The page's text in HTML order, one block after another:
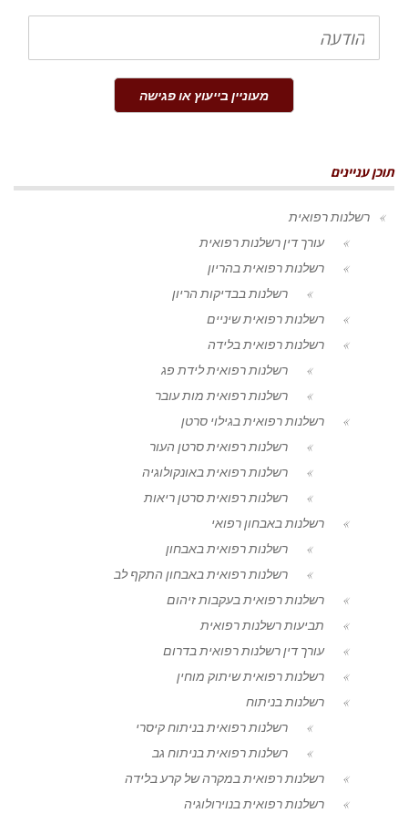
הודעה
מעוניין בייעוץ או פגישה
תוכן עניינים
רשלנות רפואית
עורך דין רשלנות רפואית
רשלנות רפואית בהריון
רשלנות בבדיקות הריון
רשלנות רפואית שיניים
רשלנות רפואית בלידה
רשלנות רפואית לידת פג
רשלנות רפואית מות עובר
רשלנות רפואית בגילוי סרטן
רשלנות רפואית סרטן העור
רשלנות רפואית באונקולוגיה
רשלנות רפואית סרטן ריאות
רשלנות באבחון רפואי
רשלנות רפואית באבחון
רשלנות רפואית באבחון התקף לב
רשלנות רפואית בעקבות זיהום
תביעות רשלנות רפואית
עורך דין רשלנות רפואית בדרום
רשלנות רפואית שיתוק מוחין
רשלנות בניתוח
רשלנות רפואית בניתוח קיסרי
רשלנות רפואית בניתוח גב
רשלנות רפואית במקרה של קרע בלידה
רשלנות רפואית בנוירולוגיה